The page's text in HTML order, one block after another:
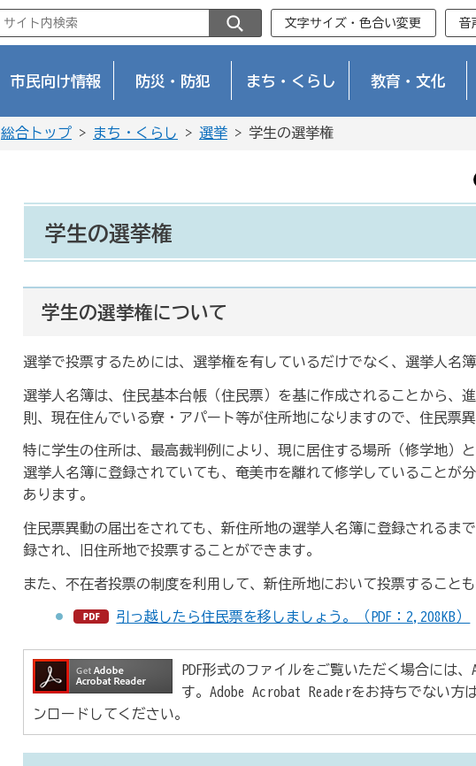
文字サイズ・色合い変更 音
市民向け情報 防災・防犯 まち・くらし 教育・文化
総合トップ > まち・くらし > 選挙 > 学生の選挙権
学生の選挙権
学生の選挙権について
選挙で投票するためには、選挙権を有しているだけでなく、選挙人名
選挙人名簿は、住民基本台帳（住民票）を基に作成されることから、
則、現在住んでいる寮・アパート等が住所地になりますので、住民票
特に学生の住所は、最高裁判例により、現に居住する場所（修学地）
選挙人名簿に登録されていても、奄美市を離れて修学していることが
あります。
住民票異動の届出をされても、新住所地の選挙人名簿に登録されるま
録され、旧住所地で投票することができます。
また、不在者投票の制度を利用して、新住所地において投票することも
引っ越したら住民票を移しましょう。（PDF：2,208KB）
PDF形式のファイルをご覧いただく場合には
す。Adobe Acrobat Readerをお持ちでない方
ンロードしてください。